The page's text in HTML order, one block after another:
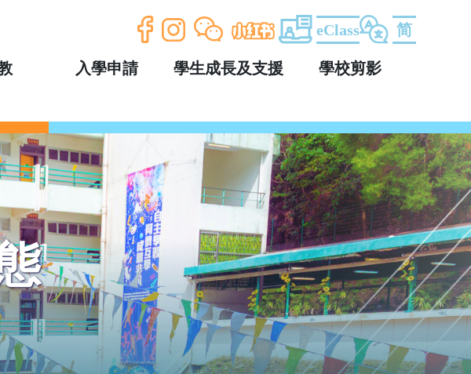
eClass 简
入學申請 學生成長及支援 學校剪影